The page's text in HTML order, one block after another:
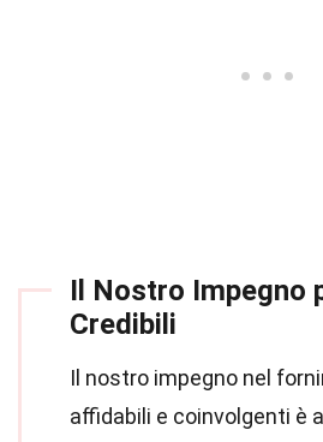
Il Nostro Impegno
Credibili
Il nostro impegno nel
affidabili e coinvolgenti è